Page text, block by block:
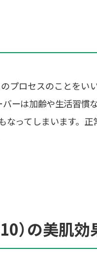
プロセスのことを
ーは加齢や生活習慣
ってしまいます。
）の美肌効